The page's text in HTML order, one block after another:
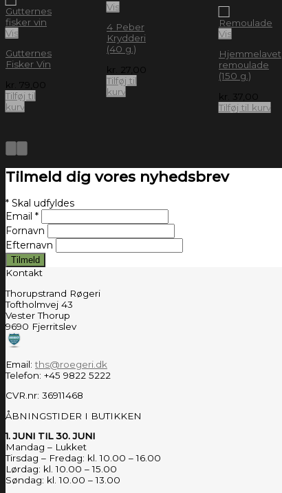
Vis
Gutternes
Fisker Vin
kr.
79,00
Tilføj til
kurv
Vis
4 Peber
Krydderi
(40 g.)
kr.
27,00
Tilføj til
kurv
Vis
Hjemmelavet
remoulade
(150 g.)
kr.
37,00
Tilføj til kurv
Tilmeld dig vores nyhedsbrev
* Skal udfyldes
Email *
Fornavn
Efternavn
Kontakt
Thorupstrand Røgeri
Toftholmvej 43
Vester Thorup
9690 Fjerritslev
Email:ths@roegeri.dk
Telefon: +45 9822 5222
CVR.nr: 36911468
ÅBNINGSTIDER I BUTIKKEN
1. JUNI TIL 30. JUNI
Mandag – Lukket
Tirsdag – Fredag: kl. 10.00 – 16.00
Lørdag: kl. 10.00 – 15.00
Søndag: kl. 10.00 – 13.00